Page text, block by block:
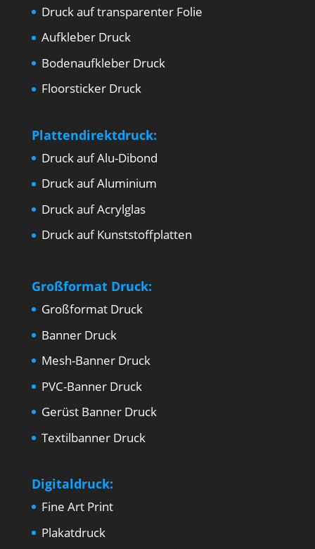
Druck auf transparenter Folie
Aufkleber Druck
Bodenaufkleber Druck
Floorsticker Druck
Plattendirektdruck:
Druck auf Alu-Dibond
Druck auf Aluminium
Druck auf Acrylglas
Druck auf Kunststoffplatten
Großformat Druck:
Großformat Druck
Banner Druck
Mesh-Banner Druck
PVC-Banner Druck
Gerüst Banner Druck
Textilbanner Druck
Digitaldruck:
Fine Art Print
Plakatdruck